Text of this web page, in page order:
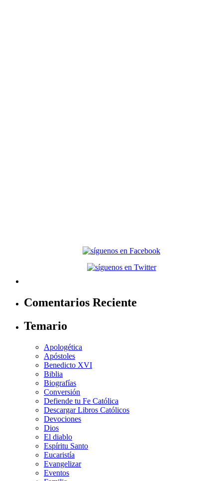
Comentarios Reciente
Temario
Apologética
Apóstoles
Benedicto XVI
Biblia
Biografías
Conversión
Defiende tu Fe Católica
Descargar Libros Católicos
Devociones
Dios
El diablo
Espíritu Santo
Eucaristía
Evangelizar
Eventos